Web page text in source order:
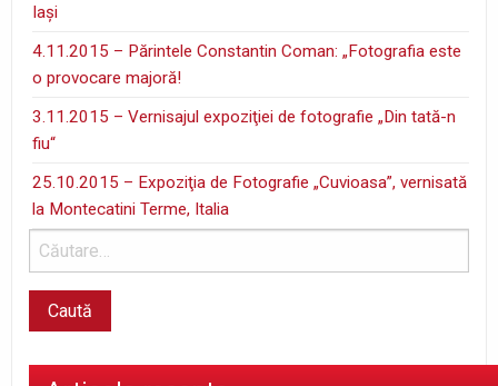
Iaşi
4.11.2015 – Părintele Constantin Coman: „Fotografia este
o provocare majoră!
3.11.2015 – Vernisajul expoziţiei de fotografie „Din tată-n
fiu“
25.10.2015 – Expoziţia de Fotografie „Cuvioasa”, vernisată
la Montecatini Terme, Italia